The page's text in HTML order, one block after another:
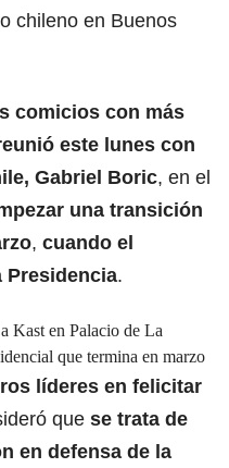
chileno en Buenos
comicios con más
este lunes con
Gabriel Boric, en el
una transición
, cuando el
Presidencia.
Kast en Palacio de La
que termina en marzo
líderes en felicitar
que se trata de
en defensa de la